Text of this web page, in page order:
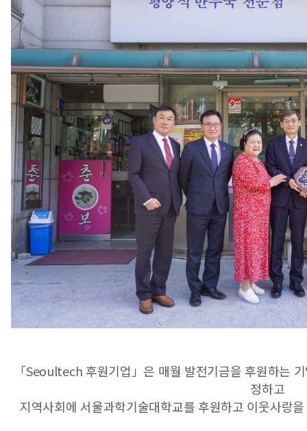
「Seoultech 후원기업」은 매월 발전기금을 후원하는
정하고
지역사회에 서울과학기술대학교를 후원하고 이웃사랑